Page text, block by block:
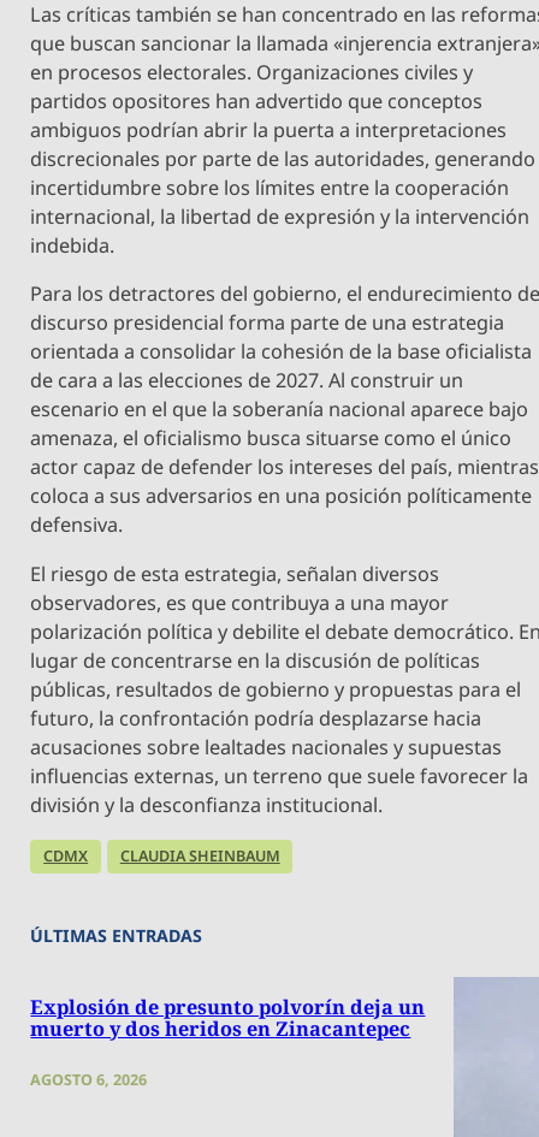
Las críticas también se han concentrado en las
que buscan sancionar la llamada «injerencia
en procesos electorales. Organizaciones civiles y
partidos opositores han advertido que conceptos
ambiguos podrían abrir la puerta a interpretaciones
discrecionales por parte de las autoridades, generando
incertidumbre sobre los límites entre la cooperación
internacional, la libertad de expresión y la intervención
indebida.
Para los detractores del gobierno, el endurecimiento
discurso presidencial forma parte de una estrategia
orientada a consolidar la cohesión de la base oficialista
de cara a las elecciones de 2027. Al construir un
escenario en el que la soberanía nacional aparece bajo
amenaza, el oficialismo busca situarse como el único
actor capaz de defender los intereses del país, mientras
coloca a sus adversarios en una posición políticamente
defensiva.
El riesgo de esta estrategia, señalan diversos
observadores, es que contribuya a una mayor
polarización política y debilite el debate democrático.
lugar de concentrarse en la discusión de políticas
públicas, resultados de gobierno y propuestas para el
futuro, la confrontación podría desplazarse hacia
acusaciones sobre lealtades nacionales y supuestas
influencias externas, un terreno que suele favorecer la
división y la desconfianza institucional.
CDMX CLAUDIA SHEINBAUM
ÚLTIMAS ENTRADAS
Explosión de presunto polvorín deja un
muerto y dos heridos en Zinacantepec
AGOSTO 6, 2026